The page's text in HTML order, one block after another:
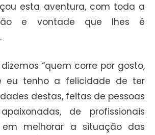
esta aventura, com toda a
e vontade que lhes é
“quem corre por gosto,
eu tenho a felicidade de ter
destas, feitas de pessoas
de profissionais
em melhorar a situação das